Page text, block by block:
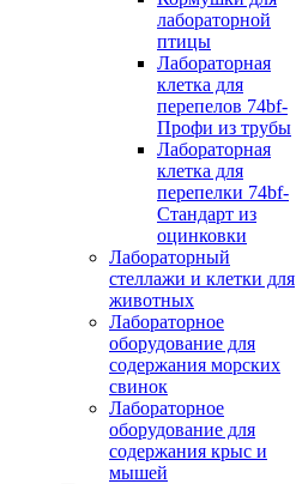
лабораторной
птицы
Лабораторная
клетка для
перепелов 74bf-
Профи из трубы
Лабораторная
клетка для
перепелки 74bf-
Стандарт из
оцинковки
Лабораторный
стеллажи и клетки для
животных
Лабораторное
оборудование для
содержания морских
свинок
Лабораторное
оборудование для
содержания крыс и
мышей